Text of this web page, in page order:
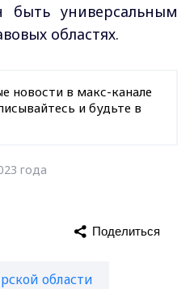
быть универсальным
областях.
новости в макс-канале
и будьте в
года
области
Поделиться